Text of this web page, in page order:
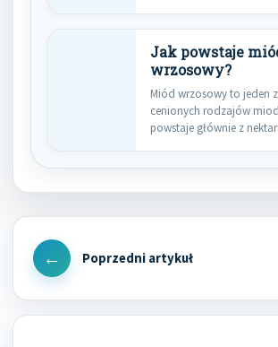
Jak powstaje
wrzosowy?
Miód wrzosowy to jeden
cenionych rodzajów
powstaje głównie z
Nawigacja
wpisu
Previous